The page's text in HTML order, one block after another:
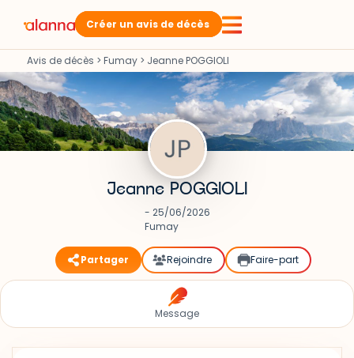
Créer un avis de décès
Avis de décès > Fumay > Jeanne POGGIOLI
Jeanne POGGIOLI
- 25/06/2026
Fumay
Partager Rejoindre Faire-part
Message